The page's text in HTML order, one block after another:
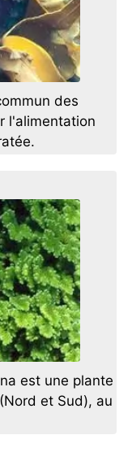
des
l'alimentation
est une plante
et Sud), au